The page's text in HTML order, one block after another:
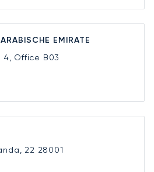
EMIRATE
Office B03
22 28001